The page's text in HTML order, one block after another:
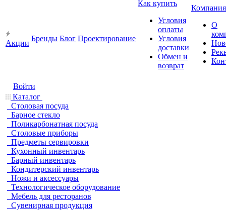
Акции
Бренды Блог Проектирование
Как купить
Условия
оплаты
Условия
доставки
Обмен и
возврат
Компания
О
Войти
Каталог
Столовая посуда
Барное стекло
Поликарбонатная посуда
Столовые приборы
Предметы сервировки
Кухонный инвентарь
Барный инвентарь
Кондитерский инвентарь
Ножи и аксессуары
Технологическое оборудование
Мебель для ресторанов
Сувенирная продукция